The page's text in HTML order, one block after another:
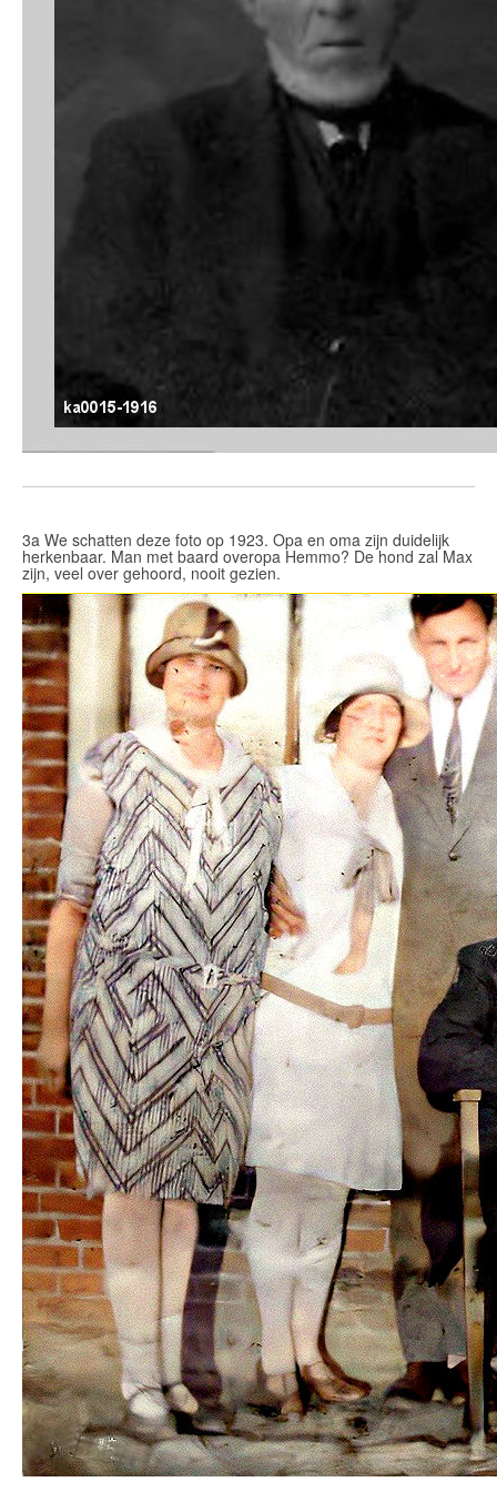
3a We schatten deze foto op 1923. Opa en oma zijn duidelijk
herkenbaar. Man met baard overopa Hemmo? De hond zal Max
zijn, veel over gehoord, nooit gezien.